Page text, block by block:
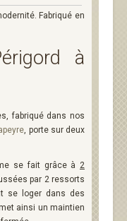
Fabriqué en
à
fabriqué dans nos
, porte sur deux
se fait grâce à 2
par 2 ressorts
se loger dans des
ainsi un maintien